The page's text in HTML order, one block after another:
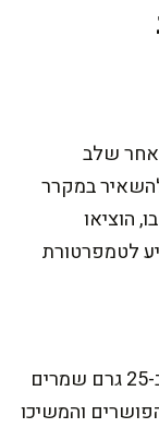
שלב
במקרר
הוציאו
לטמפרטורת
במקום שמרים יבשים, תוכלו להשתמש ב-25 גרם שמרים
והמשיכו